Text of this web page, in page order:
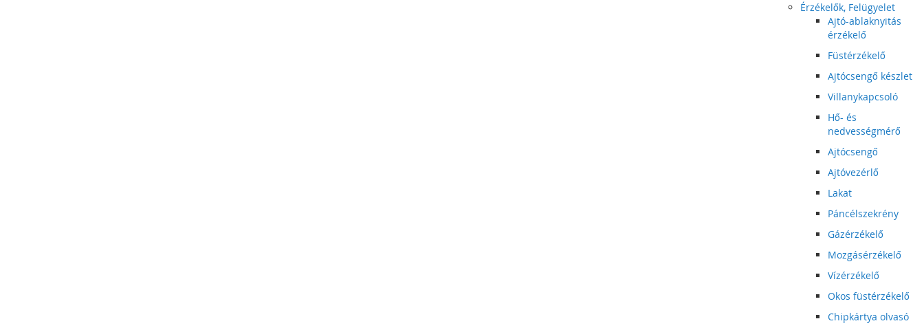
Érzékelők, Felügyelet
Ajtó-ablaknyitás
érzékelő
Füstérzékelő
Ajtócsengő készlet
Villanykapcsoló
Hő- és
nedvességmérő
Ajtócsengő
Ajtóvezérlő
Lakat
Páncélszekrény
Gázérzékelő
Mozgásérzékelő
Vízérzékelő
Okos füstérzékelő
Chipkártya olvasó